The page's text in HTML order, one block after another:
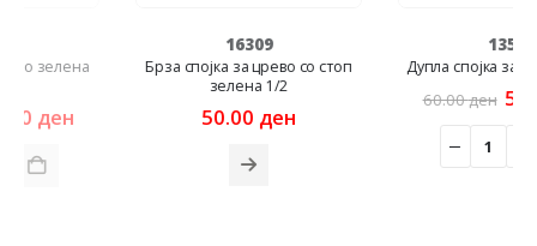
ден.
Брза спојка за црево со стоп
Дупла спојка за црева 1/2-3/4
Original
60.00 ден.
51.00ден
is: